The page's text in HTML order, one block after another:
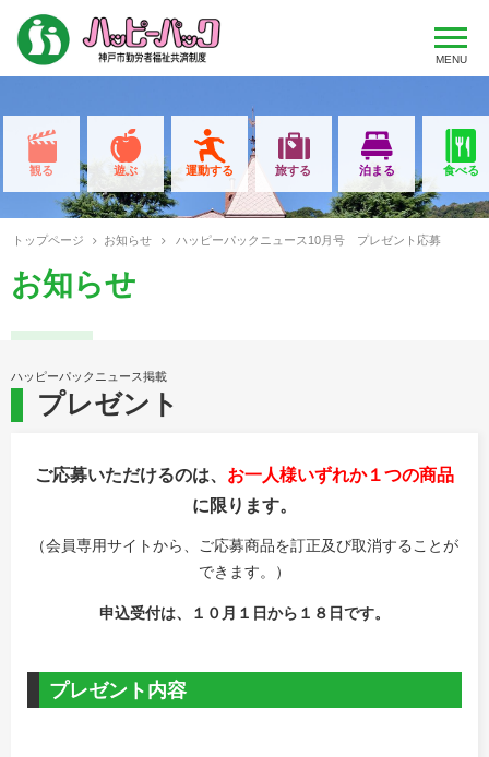
MENU
観る 遊ぶ 運動する 旅する 泊まる 食べる
トップページ お知らせ ハッピーパックニュース10月号 プレゼント応募
お知らせ
ハッピーパックニュース掲載
プレゼント
ご応募いただけるのは、 お一人様いずれか１つの商品
に限ります。
（会員専用サイトから、ご応募商品を訂正及び取消することが
できます。）
申込受付は、１０月１日から１８日です。
プレゼント内容